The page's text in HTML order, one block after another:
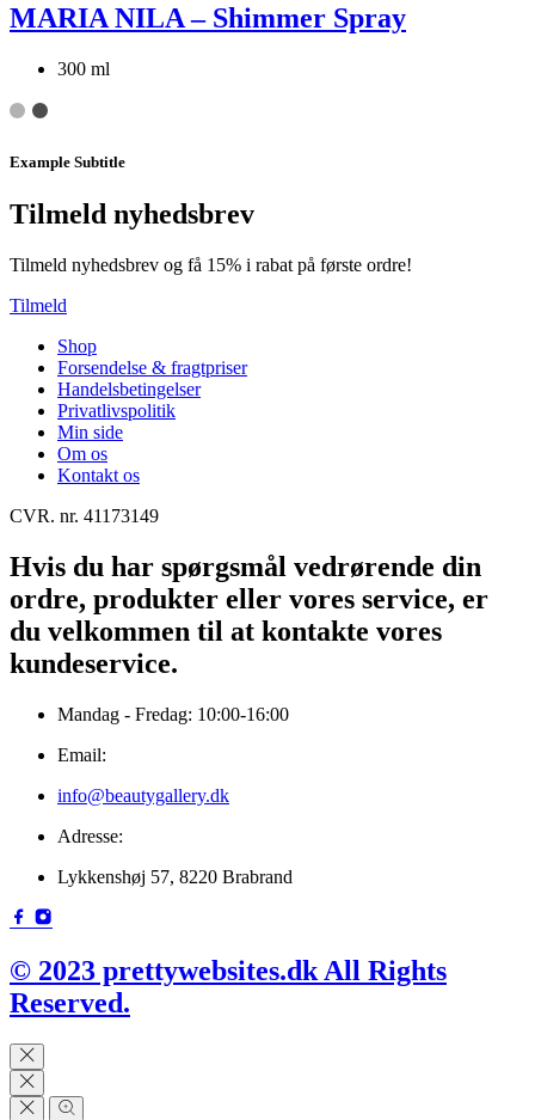
MARIA NILA – Shimmer Spray
300 ml
Example Subtitle
Tilmeld nyhedsbrev
Tilmeld nyhedsbrev og få 15% i rabat på første ordre!
Tilmeld
Shop
Forsendelse & fragtpriser
Handelsbetingelser
Privatlivspolitik
Min side
Om os
Kontakt os
CVR. nr. 41173149
Hvis du har spørgsmål vedrørende din
ordre, produkter eller vores service, er
du velkommen til at kontakte vores
kundeservice.
Mandag - Fredag: 10:00-16:00
Email:
info@beautygallery.dk
Adresse:
Lykkenshøj 57, 8220 Brabrand
© 2023 prettywebsites.dk All Rights
Reserved.